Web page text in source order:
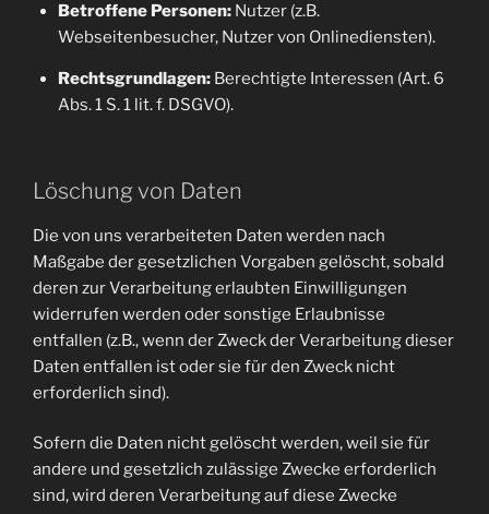
Betroffene Personen:Nutzer (z.B.
Webseitenbesucher, Nutzer von Onlinediensten).
Rechtsgrundlagen:Berechtigte Interessen (Art. 6
Abs. 1 S. 1 lit. f. DSGVO).
Löschung von Daten
Die von uns verarbeiteten Daten werden nach
Maßgabe der gesetzlichen Vorgaben gelöscht, sobald
deren zur Verarbeitung erlaubten Einwilligungen
widerrufen werden oder sonstige Erlaubnisse
entfallen (z.B., wenn der Zweck der Verarbeitung dieser
Daten entfallen ist oder sie für den Zweck nicht
erforderlich sind).
Sofern die Daten nicht gelöscht werden, weil sie für
andere und gesetzlich zulässige Zwecke erforderlich
sind, wird deren Verarbeitung auf diese Zwecke